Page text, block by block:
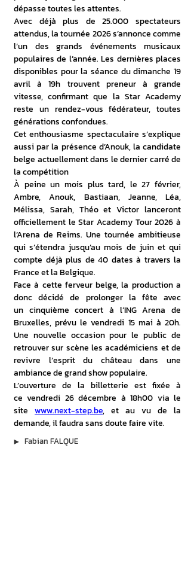
dépasse toutes les attentes.
Avec déjà plus de 25.000 spectateurs
attendus, la tournée 2026 s’annonce comme
l’un des grands événements musicaux
populaires de l’année. Les dernières places
disponibles pour la séance du dimanche 19
avril à 19h trouvent preneur à grande
vitesse, confirmant que la Star Academy
reste un rendez-vous fédérateur, toutes
générations confondues.
Cet enthousiasme spectaculaire s’explique
aussi par la présence d’Anouk, la candidate
belge actuellement dans le dernier carré de
la compétition
À peine un mois plus tard, le 27 février,
Ambre, Anouk, Bastiaan, Jeanne, Léa,
Mélissa, Sarah, Théo et Victor lanceront
officiellement le Star Academy Tour 2026 à
l’Arena de Reims. Une tournée ambitieuse
qui s’étendra jusqu’au mois de juin et qui
compte déjà plus de 40 dates à travers la
France et la Belgique.
Face à cette ferveur belge, la production a
donc décidé de prolonger la fête avec
un cinquième concert à l’ING Arena de
Bruxelles, prévu le vendredi 15 mai à 20h.
Une nouvelle occasion pour le public de
retrouver sur scène les académiciens et de
revivre l’esprit du château dans une
ambiance de grand show populaire.
L’ouverture de la billetterie est fixée à
ce vendredi 26 décembre à 18h00 via le
site www.next-step.be, et au vu de la
demande, il faudra sans doute faire vite.
▶︎ Fabian FALQUE